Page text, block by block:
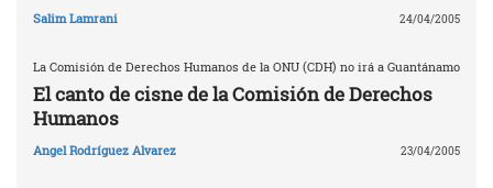
Salim Lamrani 24/04/2005
La Comisión de Derechos Humanos de la ONU (CDH) no irá a Guantánamo
El canto de cisne de la Comisión de Derechos
Humanos
Angel Rodríguez Alvarez 23/04/2005